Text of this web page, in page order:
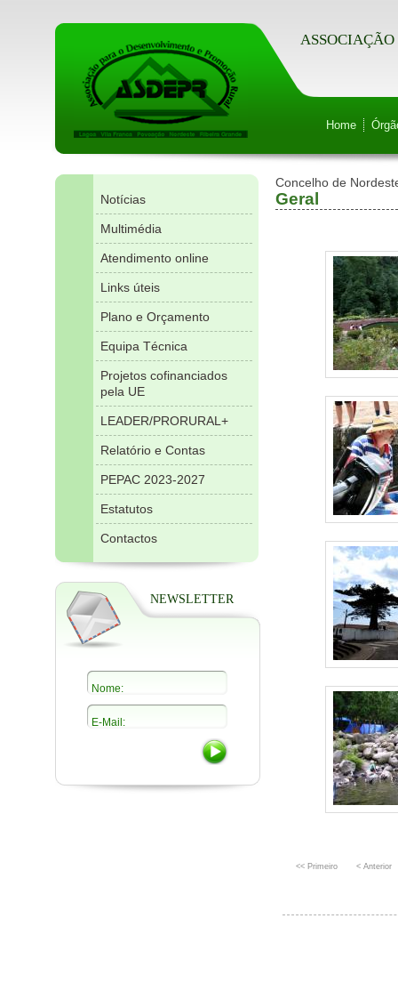
Home
Notícias
Multimédia
Atendimento online
Links úteis
Plano e Orçamento
Equipa Técnica
Projetos cofinanciados
pela UE
LEADER/PRORURAL+
Relatório e Contas
PEPAC 2023-2027
Estatutos
Contactos
NEWSLETTER
Concelho de
Geral
<< Primeiro < Anterior